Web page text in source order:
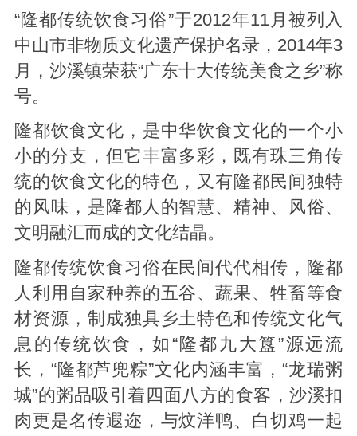
“隆都传统饮食习俗”于2012年11月被列入
中山市非物质文化遗产保护名录，2014年3
月，沙溪镇荣获“广东十大传统美食之乡”称
号。
隆都饮食文化，是中华饮食文化的一个小
小的分支，但它丰富多彩，既有珠三角传
统的饮食文化的特色，又有隆都民间独特
的风味，是隆都人的智慧、精神、风俗、
文明融汇而成的文化结晶。
隆都传统饮食习俗在民间代代相传，隆都
人利用自家种养的五谷、蔬果、牲畜等食
材资源，制成独具乡土特色和传统文化气
息的传统饮食，如“隆都九大簋”源远流
长，“隆都芦兜粽”文化内涵丰富，“龙瑞粥
城”的粥品吸引着四面八方的食客，沙溪扣
肉更是名传遐迩，与炆洋鸭、白切鸡一起